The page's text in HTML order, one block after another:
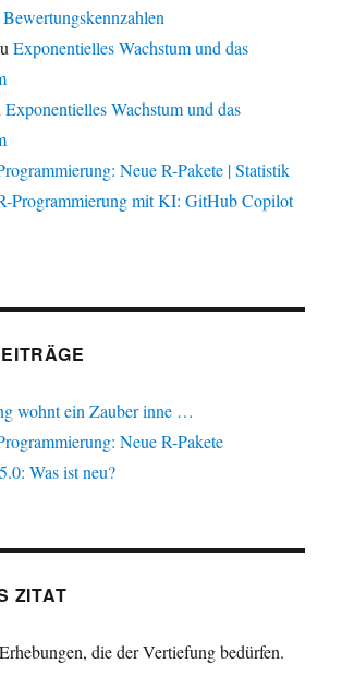
Exponentielles Wachstum und das
Exponentielles Wachstum und das
Neue R-Pakete | Statistik
Programmierung mit KI: GitHub Copilot
wohnt ein Zauber inne …
Neue R-Pakete
Was ist neu?
ZITAT
die der Vertiefung bedürfen.